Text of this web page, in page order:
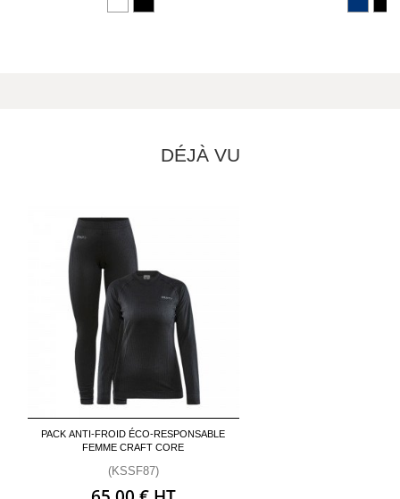
DÉJÀ VU
PACK ANTI-FROID ÉCO-RESPONSABLE
FEMME CRAFT CORE
(KSSF87)